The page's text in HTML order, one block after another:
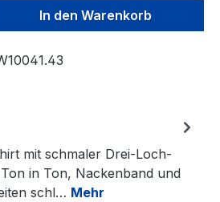
Gib den
In den Warenkorb
mit schmaler Drei-Loch-
in Ton, Nackenband und
schl… Mehr